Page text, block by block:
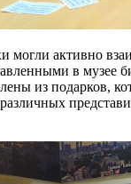
могли активно
в музее
из подарков,